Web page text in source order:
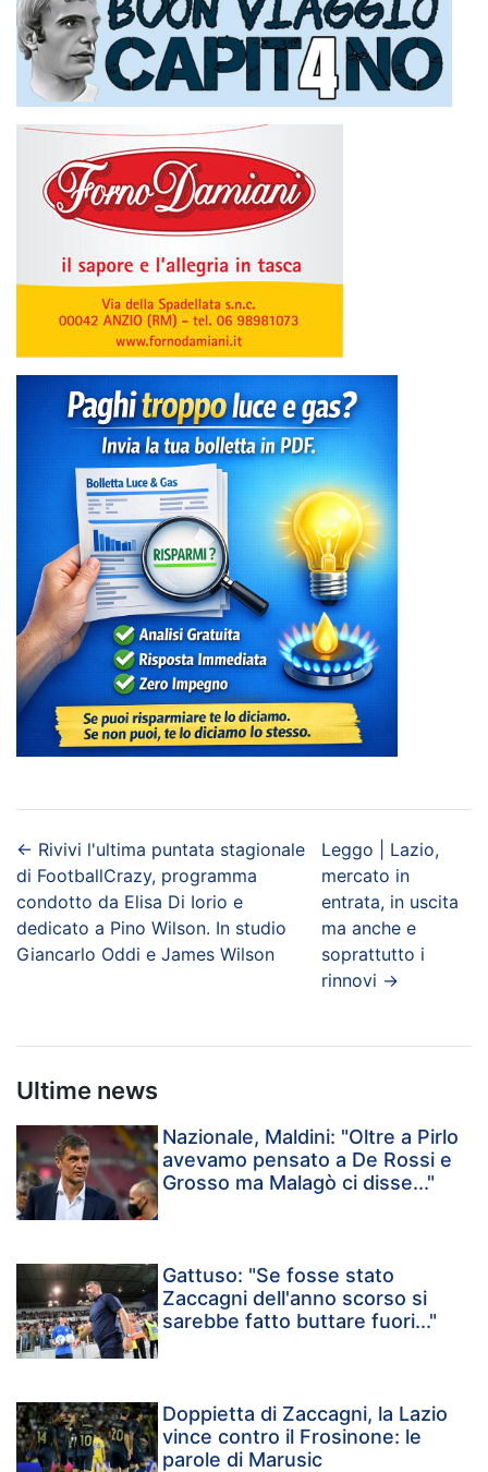
← Rivivi l'ultima puntata stagionale
di FootballCrazy, programma
condotto da Elisa Di Iorio e
dedicato a Pino Wilson. In studio
Giancarlo Oddi e James Wilson
Leggo | Lazio,
mercato in
entrata, in uscita
ma anche e
soprattutto i
rinnovi →
Ultime news
Nazionale, Maldini: "Oltre a Pirlo
avevamo pensato a De Rossi e
Grosso ma Malagò ci disse..."
Gattuso: "Se fosse stato
Zaccagni dell'anno scorso si
sarebbe fatto buttare fuori..."
Doppietta di Zaccagni, la Lazio
vince contro il Frosinone: le
parole di Marusic